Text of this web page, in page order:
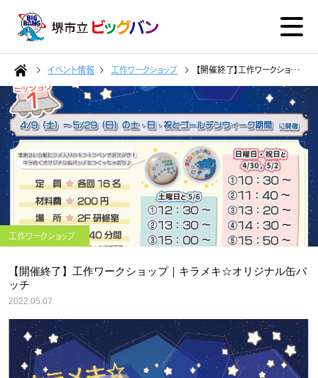
イベント情報 工作ワークショップ 【開催終了】工作ワークショップ｜キラメキ☆オリジナル缶バッチ
工作ワークショップ
【開催終了】工作ワークショップ｜キラメキ☆オリジナル缶バ
ッチ
2022.05.07